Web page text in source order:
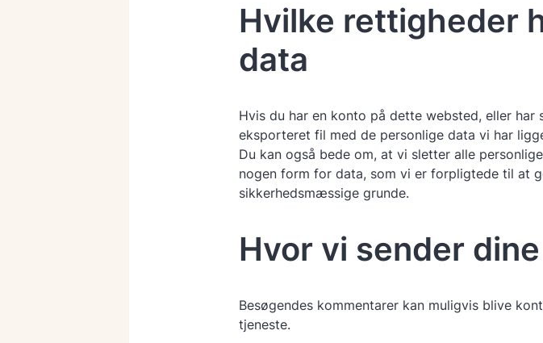
Hvilke rettigheder
data
Hvis du har en konto på dette websted, eller har
eksporteret fil med de personlige data vi har
Du kan også bede om, at vi sletter alle
nogen form for data, som vi er forpligtede til at
sikkerhedsmæssige grunde.
Hvor vi sender
Besøgendes kommentarer kan muligvis blive
tjeneste.